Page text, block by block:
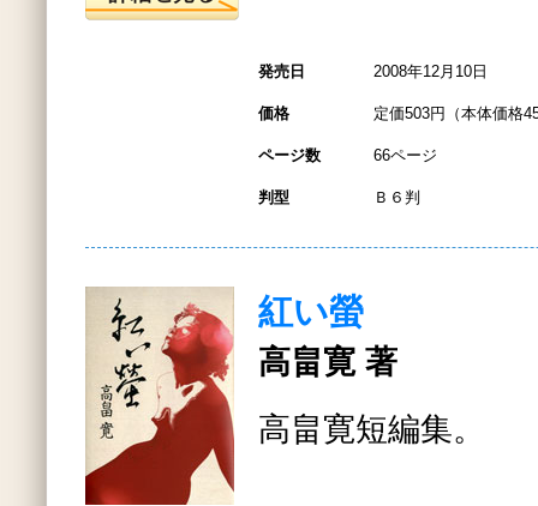
発売日 2008年12月10日
価格 定価503円（本体価格
ページ数 66ページ
判型 Ｂ６判
紅い螢
高畠寛 著
高畠寛短編集。